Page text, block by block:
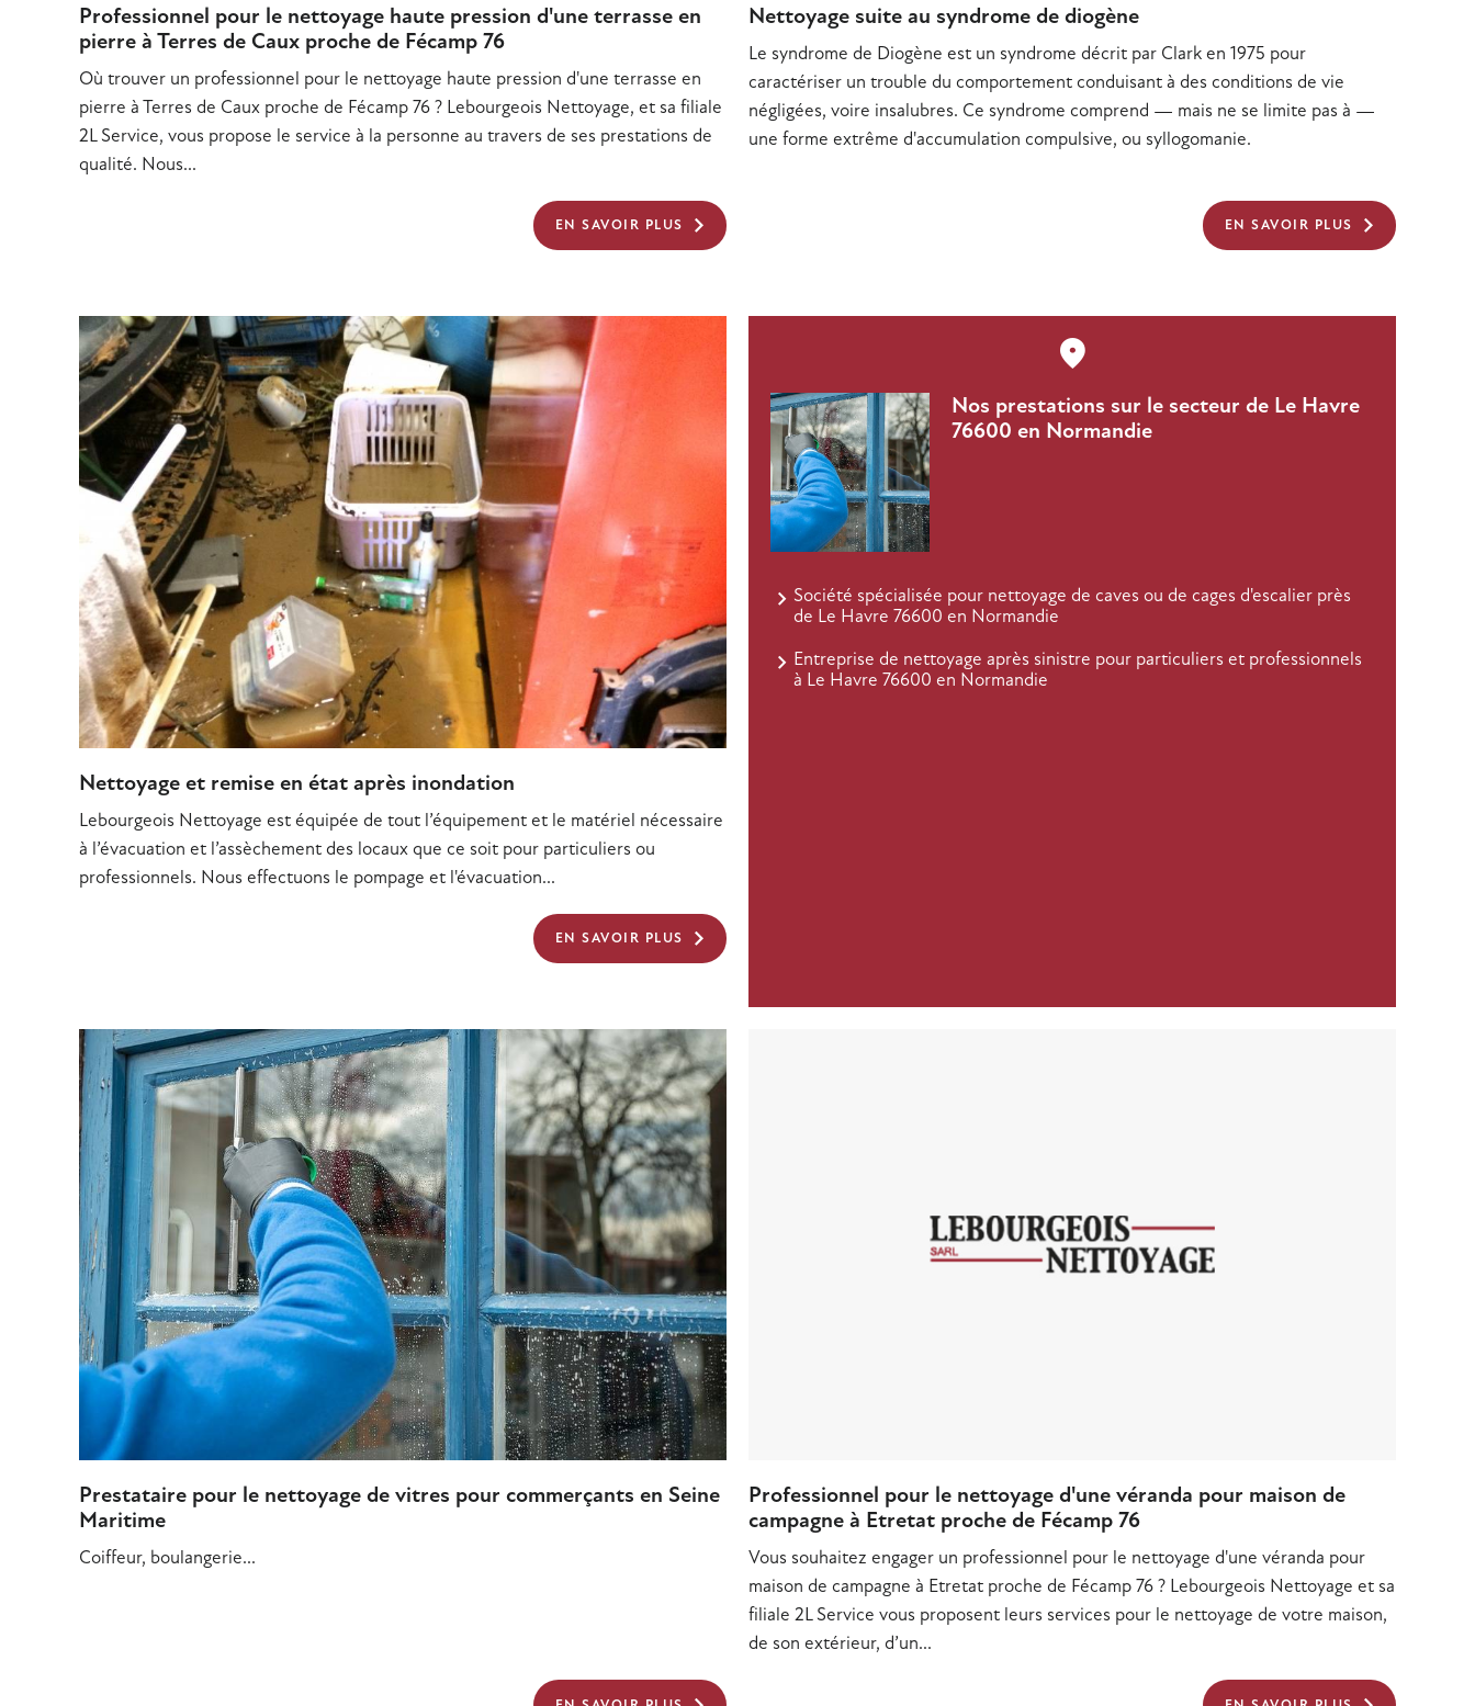
Professionnel pour le nettoyage haute pression d'une terrasse en
pierre à Terres de Caux proche de Fécamp 76
Où trouver un professionnel pour le nettoyage haute pression d'une terrasse en
pierre à Terres de Caux proche de Fécamp 76 ? Lebourgeois Nettoyage, et sa filiale
2L Service, vous propose le service à la personne au travers de ses prestations de
qualité. Nous...
EN SAVOIR PLUS
Nettoyage suite au syndrome de diogène
Le syndrome de Diogène est un syndrome décrit par Clark en 1975 pour
caractériser un trouble du comportement conduisant à des conditions de vie
négligées, voire insalubres. Ce syndrome comprend — mais ne se limite pas à —
une forme extrême d'accumulation compulsive, ou syllogomanie.
EN SAVOIR PLUS
Nettoyage et remise en état après inondation
Lebourgeois Nettoyage est équipée de tout l’équipement et le matériel nécessaire
à l’évacuation et l’assèchement des locaux que ce soit pour particuliers ou
professionnels. Nous effectuons le pompage et l'évacuation...
EN SAVOIR PLUS
Nos prestations sur le secteur de Le Havre
76600 en Normandie
Société spécialisée pour nettoyage de caves ou de cages d'escalier près
de Le Havre 76600 en Normandie
Entreprise de nettoyage après sinistre pour particuliers et professionnels
à Le Havre 76600 en Normandie
Prestataire pour le nettoyage de vitres pour commerçants en Seine
Maritime
Coiffeur, boulangerie...
Professionnel pour le nettoyage d'une véranda pour maison de
campagne à Etretat proche de Fécamp 76
Vous souhaitez engager un professionnel pour le nettoyage d'une véranda pour
maison de campagne à Etretat proche de Fécamp 76 ? Lebourgeois Nettoyage et sa
filiale 2L Service vous proposent leurs services pour le nettoyage de votre maison,
de son extérieur, d’un...